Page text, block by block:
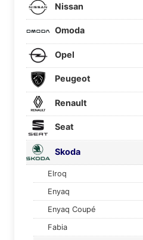
Nissan
Omoda
Opel
Peugeot
Renault
Seat
Skoda
Elroq
Enyaq
Enyaq Coupé
Fabia